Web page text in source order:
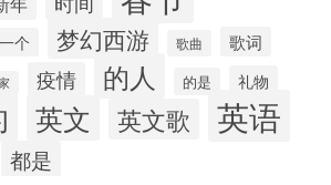
个 梦幻西游 歌曲 歌词
疫情 的人 的是 礼物
英文 英文歌 英语
都是